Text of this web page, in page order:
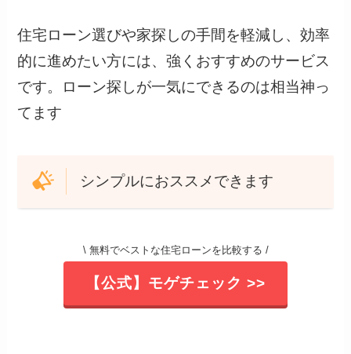
住宅ローン選びや家探しの手間を軽減し、効率
的に進めたい方には、強くおすすめのサービス
です。ローン探しが一気にできるのは相当神っ
てます
シンプルにおススメできます
\ 無料でベストな住宅ローンを比較する /
【公式】モゲチェック >>